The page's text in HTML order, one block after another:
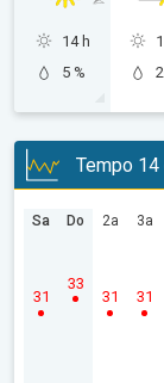
14 h
5 %
Tempo 14
Sa
31
Do
33
2a
31
3a
31